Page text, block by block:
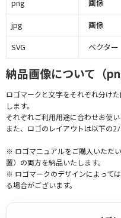
png
画像
jpg
画像
SVG
ベクター
納品画像について（
ロゴマークと文字をそれぞれ分け
します。
それぞれご利用用途に合わせお使い
また、ロゴのレイアウトは以下の2
※ ロゴマニュアルをご購入いただ
置）の両方を納品いたします。
※ ロゴマークのデザインによって
る場合がございます。